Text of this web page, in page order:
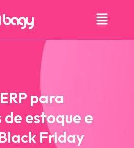
para
estoque e
Friday